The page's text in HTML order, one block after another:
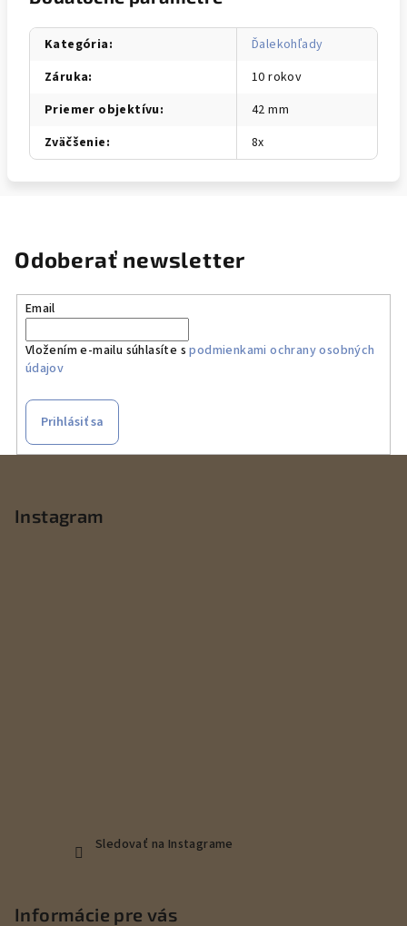
Kategória:
Ďalekohľady
Záruka:
10 rokov
Priemer objektívu:
42 mm
Zväčšenie: 8x
Odoberať newsletter
Email
Vložením e-mailu súhlasíte spodmienkami ochrany osobných
údajov
Prihlásiť sa
Instagram
Sledovať na Instagrame
Informácie pre vás